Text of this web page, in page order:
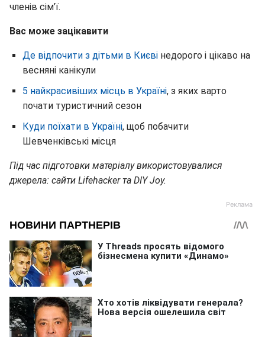
членів сім’ї.
Вас може зацікавити
Де відпочити з дітьми в Києві недорого і цікаво на
весняні канікули
5 найкрасивіших місць в Україні, з яких варто
почати туристичний сезон
Куди поїхати в Україні, щоб побачити
Шевченківські місця
Під час підготовки матеріалу використовувалися
джерела: сайти Lifehacker та DIY Joy.